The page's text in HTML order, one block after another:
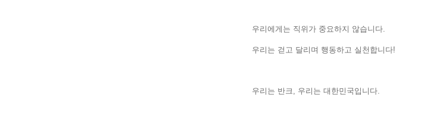
우리에게는 직위가 중요하지 않습니다.
우리는 걷고 달리며 행동하고 실천합니다!
우리는 반크, 우리는 대한민국입니다.